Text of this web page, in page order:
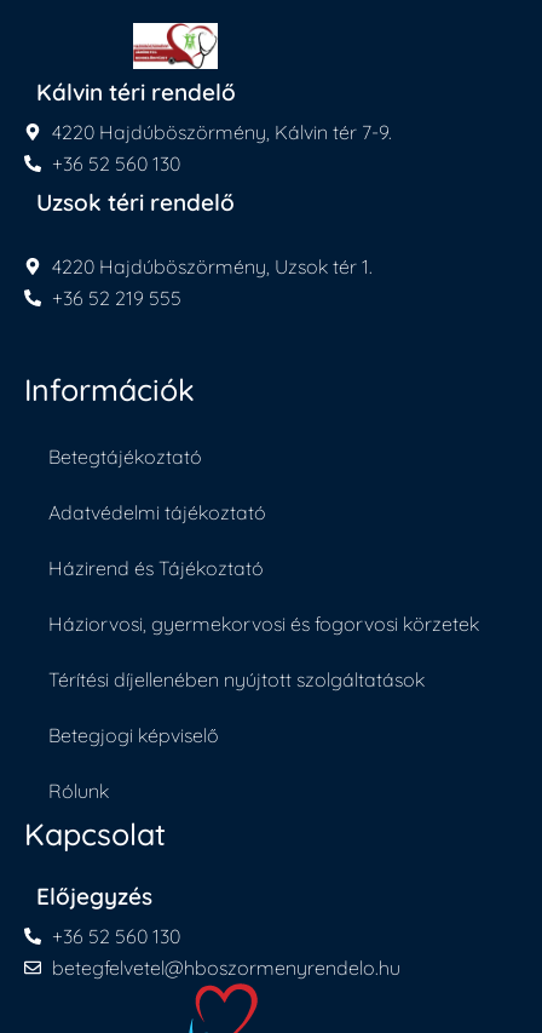
Kálvin téri rendelő
4220 Hajdúböszörmény, Kálvin tér 7-9.
+36 52 560 130
Uzsok téri rendelő
4220 Hajdúböszörmény, Uzsok tér 1.
+36 52 219 555
Információk
Betegtájékoztató
Adatvédelmi tájékoztató
Házirend és Tájékoztató
Háziorvosi, gyermekorvosi és fogorvosi körzetek
Térítési díjellenében nyújtott szolgáltatások
Betegjogi képviselő
Rólunk
Kapcsolat
Előjegyzés
+36 52 560 130
betegfelvetel@hboszormenyrendelo.hu